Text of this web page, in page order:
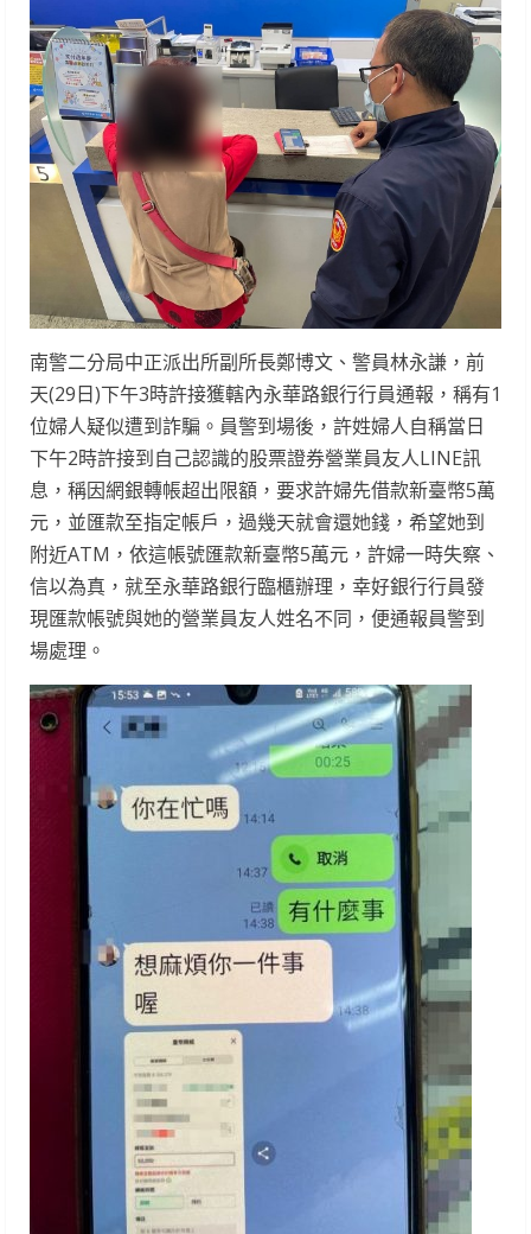
南警二分局中正派出所副所長鄭博文、警員林永謙，前
天(29日)下午3時許接獲轄內永華路銀行行員通報，稱有1
位婦人疑似遭到詐騙。員警到場後，許姓婦人自稱當日
下午2時許接到自己認識的股票證券營業員友人LINE訊
息，稱因網銀轉帳超出限額，要求許婦先借款新臺幣5萬
元，並匯款至指定帳戶，過幾天就會還她錢，希望她到
附近ATM，依這帳號匯款新臺幣5萬元，許婦一時失察、
信以為真，就至永華路銀行臨櫃辦理，幸好銀行行員發
現匯款帳號與她的營業員友人姓名不同，便通報員警到
場處理。